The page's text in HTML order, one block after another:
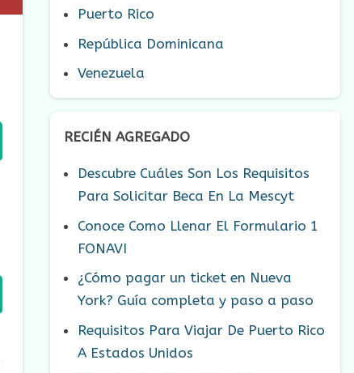
Puerto Rico
República Dominicana
Venezuela
RECIÉN AGREGADO
Descubre Cuáles Son Los Requisitos
Para Solicitar Beca En La Mescyt
Conoce Como Llenar El Formulario 1
FONAVI
¿Cómo pagar un ticket en Nueva
York? Guía completa y paso a paso
Requisitos Para Viajar De Puerto Rico
A Estados Unidos